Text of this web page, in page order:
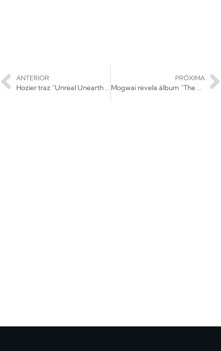
ANTERIOR
Hozier traz “Unreal Unearth Tour” para o Brasil; confira locais e datas
PRÓXIMA
Mogwai revela álbum “The Bad Fire”; ouça!